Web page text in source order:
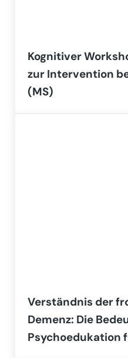
Kognitiver
zur Intervention
(MS)
Verständnis der
Demenz: Die
Psychoedukation